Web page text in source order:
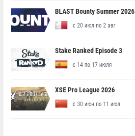
BLAST Bounty Summer 2026
с 20 июл по 2 авг
Stake Ranked Episode 3
с 14 по 17 июля
XSE Pro League 2026
с 30 июн по 11 июл